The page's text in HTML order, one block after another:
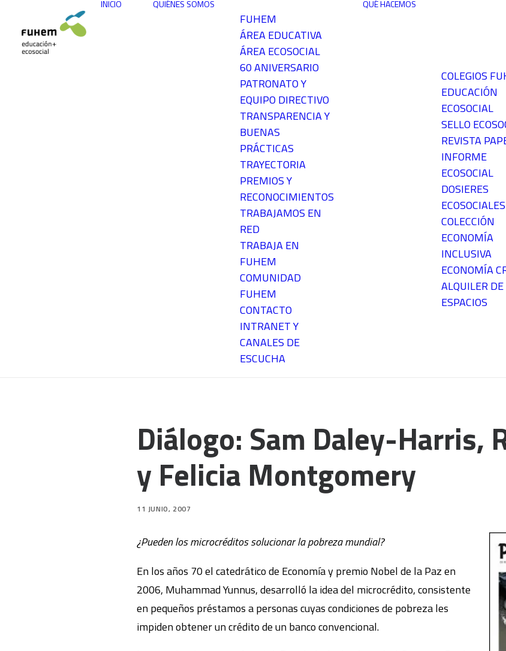
INICIO QUIÉNES SOMOS
FUHEM
ÁREA EDUCATIVA
ÁREA ECOSOCIAL
60 ANIVERSARIO
PATRONATO Y
EQUIPO DIRECTIVO
TRANSPARENCIA Y
BUENAS
PRÁCTICAS
TRAYECTORIA
PREMIOS Y
RECONOCIMIENTOS
TRABAJAMOS EN
RED
TRABAJA EN
FUHEM
COMUNIDAD
FUHEM
CONTACTO
INTRANET Y
CANALES DE
ESCUCHA
QUÉ HACEMOS
COLEGIOS
EDUCACIÓN
ECOSOCIAL
SELLO
REVISTA
INFORME
ECOSOCIAL
DOSIERES
ECOSOCIALES
COLECCIÓN
ECONOMÍA
INCLUSIVA
ECONOMÍA
ALQUILER DE
ESPACIOS
Diálogo: Sam Daley-Harris,
y Felicia Montgomery
11 JUNIO, 2007
¿Pueden los microcréditos solucionar la pobreza mundial?
En los años 70 el catedrático de Economía y premio Nobel de la Paz en
2006, Muhammad Yunnus, desarrolló la idea del microcrédito, consistente
en pequeños préstamos a personas cuyas condiciones de pobreza les
impiden obtener un crédito de un banco convencional.